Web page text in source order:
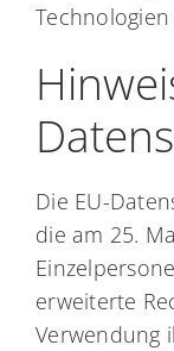
Die EU-
die am 25.
erweiterte
Verwendung